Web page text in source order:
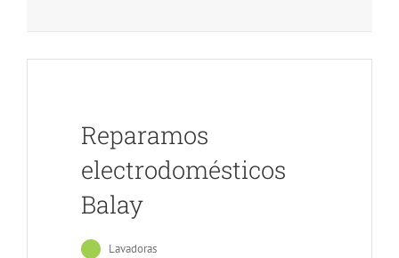
Reparamos
electrodomésticos
Balay
Lavadoras